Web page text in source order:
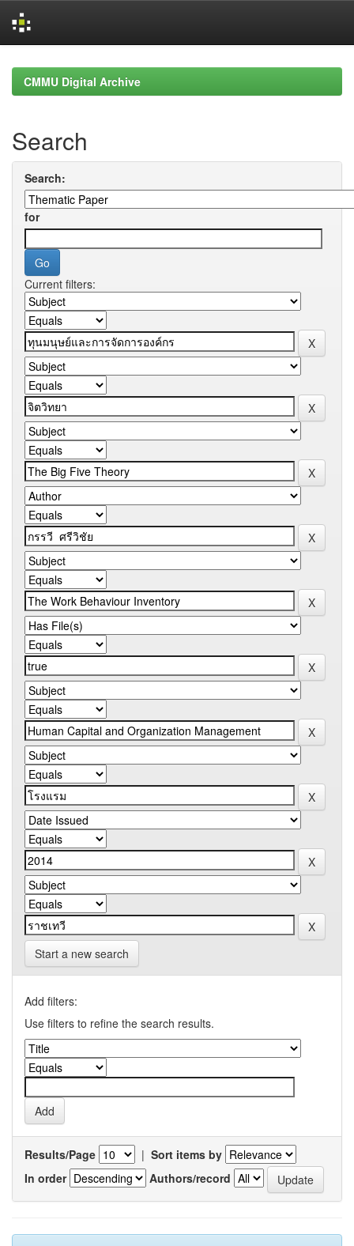
navigationCMMU Digital Archive
Search
Search:
for
Current filters:
Start a new search
Add filters:
Use filters to refine the search results.
Results/Page | Sort items by
In order
Authors/record